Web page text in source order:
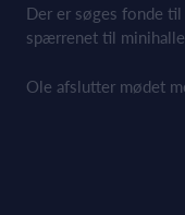
Der er søges fonde
spærrenet til
Ole afslutter mødet